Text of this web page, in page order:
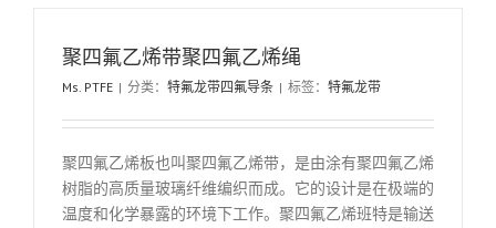
聚四氟乙烯带聚四氟乙烯绳
Ms. PTFE | 分类： 特氟龙带四氟导条 | 标签： 特氟龙带
聚四氟乙烯板也叫聚四氟乙烯带，是由涂有聚四氟乙烯
树脂的高质量玻璃纤维编织而成。它的设计是在极端的
温度和化学暴露的环境下工作。聚四氟乙烯班特是输送